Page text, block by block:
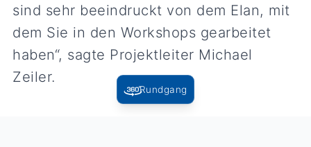
sind sehr beeindruckt von dem Elan, mit
dem Sie in den Workshops gearbeitet
haben“, sagte Projektleiter Michael
Zeiler.
Rundgang